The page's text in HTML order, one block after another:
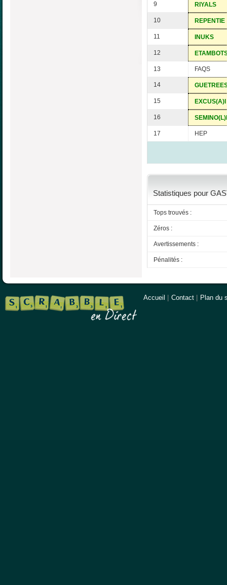
9 RIYALS
10 REPENTIE
11 INUKS
12
13 FAQS
14
15 EXCUS(A)I
16
17 HEP
Statistiques pour
Tops trouvés :
Zéros :
Avertissements :
Pénalités :
Accueil Contact Plan du